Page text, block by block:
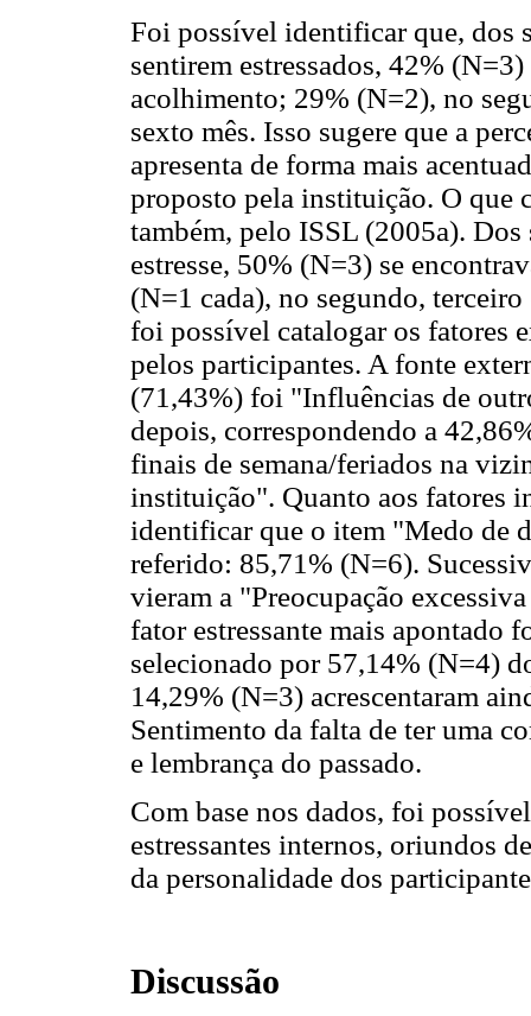
Foi possível identificar que, dos
sentirem estressados, 42%
acolhimento; 29% (N=2), no
sexto mês. Isso sugere que a
apresenta de forma mais
proposto pela instituição. O que
também, pelo ISSL (2005a). Dos
estresse, 50% (N=3) se
(N=1 cada), no segundo,
foi possível catalogar os fatores
pelos participantes. A fonte
(71,43%) foi "Influências de
depois, correspondendo a
finais de semana/feriados na
instituição". Quanto aos fatores
identificar que o item "Medo de
referido: 85,71% (N=6).
vieram a "Preocupação
fator estressante mais apontado
selecionado por 57,14% (N=4)
14,29% (N=3) acrescentaram
Sentimento da falta de ter uma
e lembrança do passado.
Com base nos dados, foi
estressantes internos, oriundos
da personalidade dos
Discussão